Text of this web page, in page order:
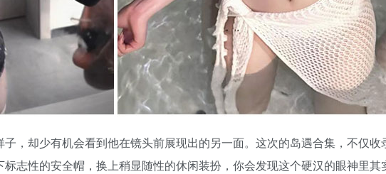
，却少有机会看到他在镜头前展现出的另一面。这次的岛遇合集，不仅
志性的安全帽，换上稍显随性的休闲装扮，你会发现这个硬汉的眼神里